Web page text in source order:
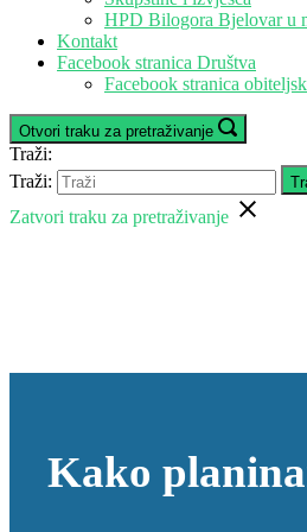
HPD Bilogora Bjelovar u
Kontakt
Facebook stranica Društva
Facebook stranica
Otvori traku za pretraživanje
Traži:
Traži:
Zatvori traku za pretraživanje
Kako